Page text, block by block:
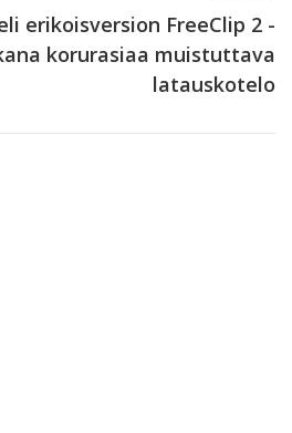
erikoisversion FreeClip 2 -
korurasiaa muistuttava
latauskotelo